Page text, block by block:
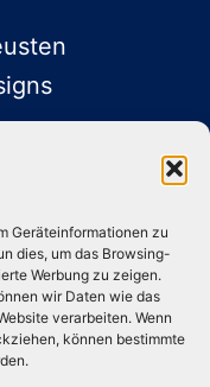
Geräteinformationen zu
dies, um das Browsing-
Werbung zu zeigen.
wir Daten wie das
verarbeiten. Wenn
können bestimmte